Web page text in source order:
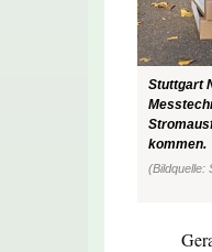
Stuttgart
kommen.
(Bildquelle: